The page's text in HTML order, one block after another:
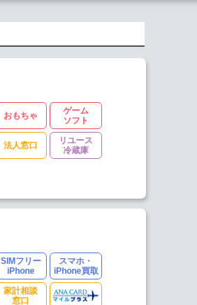
おもちゃ
ゲーム
ソフト
法人窓口
リユース
冷蔵庫
SIMフリー
iPhone
スマホ・
iPhone買取
家計相談
窓口